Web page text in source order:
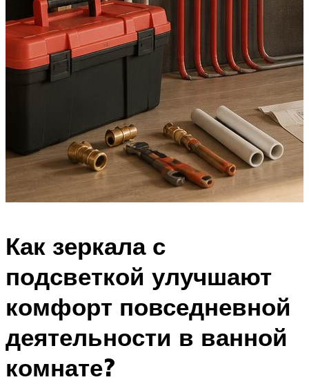
Как зеркала с
подсветкой улучшают
комфорт повседневной
деятельности в ванной
комнате?